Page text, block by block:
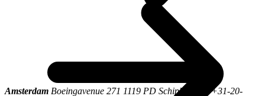
Amsterdam Boeingavenue 271 1119 PD Schiphol-Rijk +31-20-